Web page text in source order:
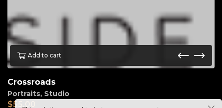
Add to cart
Crossroads
Portraits, Studio
$55.00